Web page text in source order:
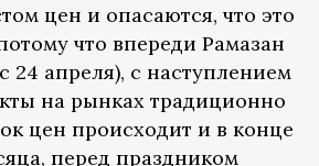
цен и опасаются, что это
что впереди Рамазан
24 апреля), с наступлением
на рынках традиционно
цен происходит и в конце
перед праздником